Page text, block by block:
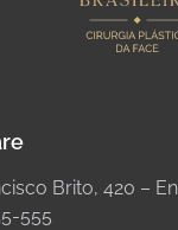
Brito, 420 –
555